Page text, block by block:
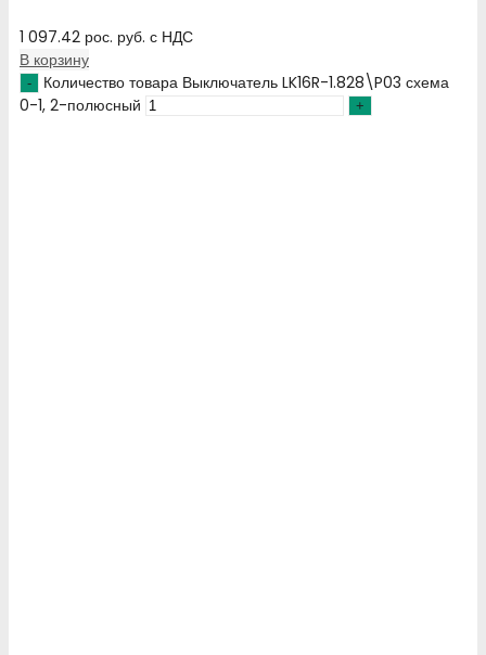
1 097.42 рос. руб. с НДС
В корзину
Количество товара Выключатель LK16R-1.828\P03 схема
0-1, 2-полюсный